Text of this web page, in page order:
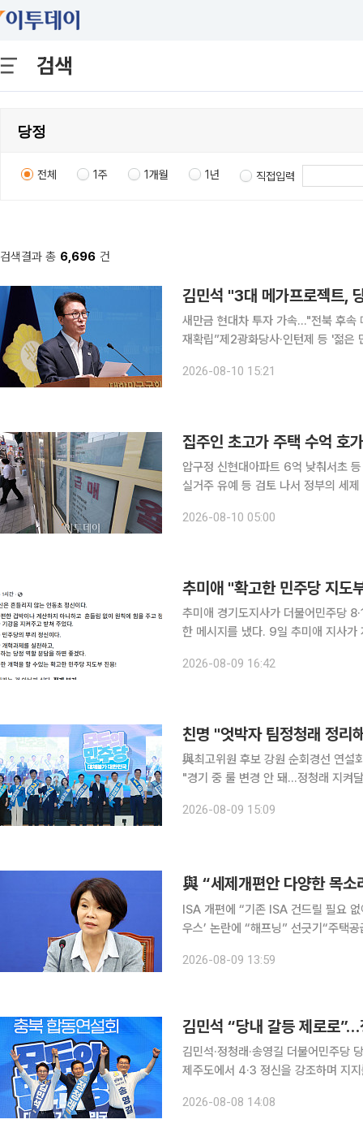
검색
전체 1주 1개월 1년 직접입력
검색결과 총 6,696 건
김민석 "3대 메가프로젝트,
새만금 현대차 투자 가속…"전북 후속
재확립”제2광화당사·인턴제 등 '젊은 민주당 플랜'도 제시 더불
다. 김 후보는 10일 서울 여의도 국
2026-08-10 15:21
압구정 신현대아파트 6억 낮춰서초
실거주 유예 등 검토 나서 정부의 세제 개편안 발표 이후 부동산 시장이 술렁이고 있다. 서울 강남권
터에는 보유·매각·증여 시점을 묻는
2026-08-10 05:00
추미애 "확고한 민주당 지도
추미애 경기도지사가 더불어민주당
한 메시지를 냈다. 9일 추미애 지사가 자신의 페이스북을 통해 밝힌 내용에 따르면, 추 지사는 "광주
아니하고 흔들림 없이 원칙에 힘을 주
2026-08-09 16:42
친명 "엇박자 팀정청래 정리
與최고위원 후보 강원 순회경선 연설
"경기 중 룰 변경 안 돼…정청래 지켜달라" 더불어민주당 8·17 전당대회 당대표 경선에
한층 가열됐다. 강원 합동연설회에서
2026-08-09 15:09
與 “세제개편안 다양한 목
ISA 개편에 “기존 ISA 건드릴 필요
우스’ 논란에 “해프닝” 선긋기“주택공급, 인허가
민주당은 8월 말 당정 조율을 거친 개
2026-08-09 13:59
김민석 “당내 갈등 제로로
김민석·정청래·송영길 더불어민주당
제주도에서 4·3 정신을 강조하며 지지를 호소했다. 김·송 후보는 이날 오
후보는 자신을 향한 공격을 '언더독'
2026-08-08 14:08